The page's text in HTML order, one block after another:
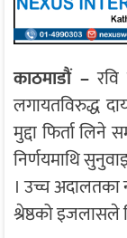
काठमाडौं –
लगायतविरुद्ध
मुद्दा फिर्ता लिने
निर्णयमाथि
। उच्च अदालतका
श्रेष्ठको इजलासले